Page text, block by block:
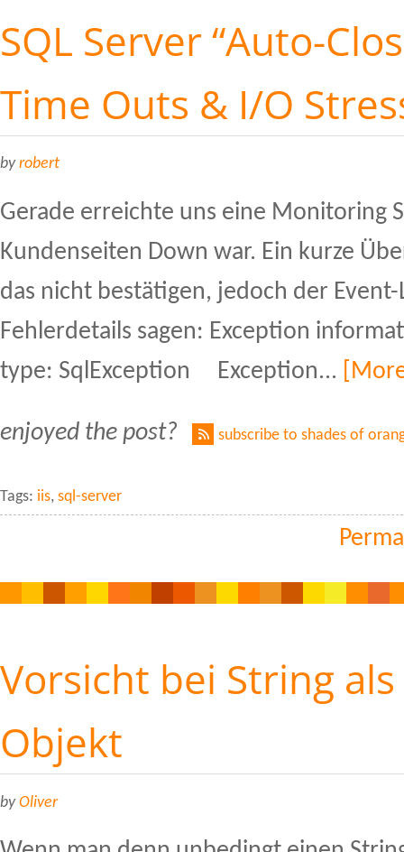
SQL Server “Auto-
Time Outs & I/O
byrobert
Gerade erreichte uns eine Monitoring
Kundenseiten Down war. Ein kurze
das nicht bestätigen, jedoch der Event-
Fehlerdetails sagen: Exception
type: SqlException Exception...
enjoyed the post? subscribe to shades of
Tags: iis, sql-server
Vorsicht bei String als
Objekt
byOliver